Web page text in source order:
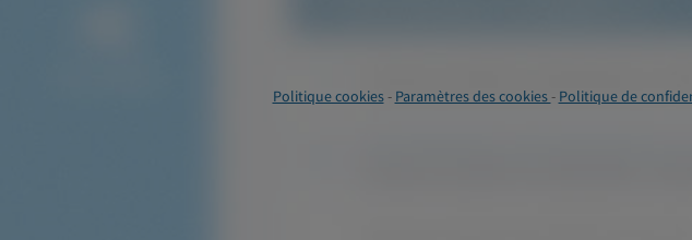
Politique cookies- Paramètres des cookies- Politique de